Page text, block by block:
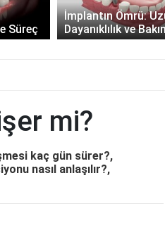
Süreç
İmplantın Ömrü:
Dayanıklılık ve
mi?
kaç gün sürer?,
nasıl anlaşılır?,